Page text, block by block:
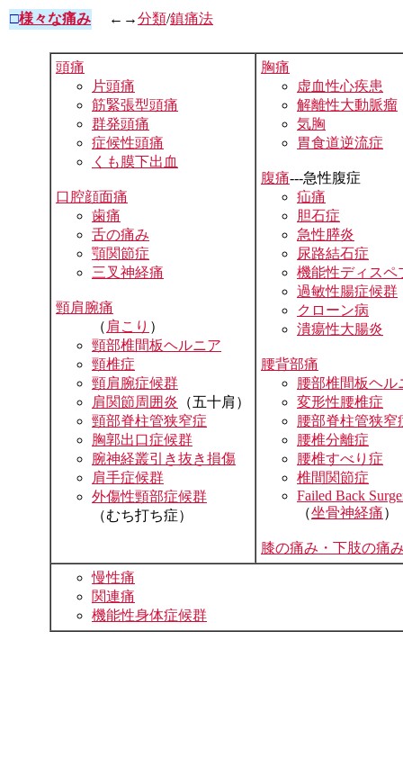
□様々な痛み ←→分類/鎮痛法
頭痛
片頭痛
筋緊張型頭痛
群発頭痛
症候性頭痛
くも膜下出血
口腔顔面痛
歯痛
舌の痛み
顎関節症
三叉神経痛
頸肩腕痛
（ 肩こり ）
頸部椎間板ヘルニア
頸椎症
頸肩腕症候群
肩関節周囲炎 （五十肩）
頸部脊柱管狭窄症
胸郭出口症候群
腕神経叢引き抜き損傷
肩手症候群
外傷性頸部症候群
（むち打ち症）
胸痛
虚血性心疾患
解離性大動脈瘤
気胸
胃食道逆流症
腹痛---急性腹症
疝痛
胆石症
急性膵炎
尿路結石症
機能性ディスペ
過敏性腸症候群
クローン病
潰瘍性大腸炎
腰背部痛
腰部椎間板ヘル
変形性腰椎症
腰部脊柱管狭窄
腰椎分離症
腰椎すべり症
椎間関節症
Failed Back
（坐骨神経痛）
膝の痛み・下肢の痛
慢性痛
関連痛
機能性身体症候群